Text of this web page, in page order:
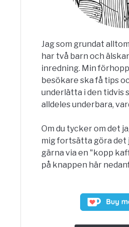
Jag som grundat
har två barn och
inredning. Min
besökare ska få tips
underlätta i den tidvis
alldeles underbara,
Om du tycker om det
mig fortsätta göra det
gärna via en "kopp
på knappen här